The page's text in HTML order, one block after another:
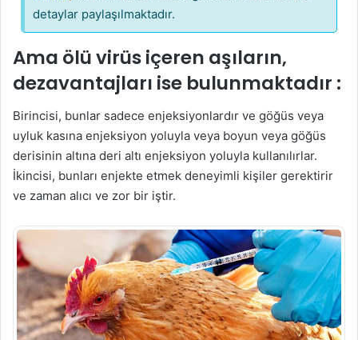
detaylar paylaşılmaktadır.
Ama ölü virüs içeren aşıların,
dezavantajları ise bulunmaktadır :
Birincisi, bunlar sadece enjeksiyonlardır ve göğüs veya
uyluk kasına enjeksiyon yoluyla veya boyun veya göğüs
derisinin altına deri altı enjeksiyon yoluyla kullanılırlar.
İkincisi, bunları enjekte etmek deneyimli kişiler gerektirir
ve zaman alıcı ve zor bir iştir.